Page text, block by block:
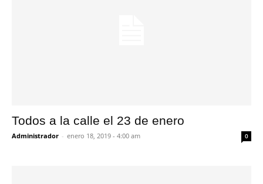
Todos a la calle el 23 de enero
Administrador - enero 18, 2019 - 4:00 am 0